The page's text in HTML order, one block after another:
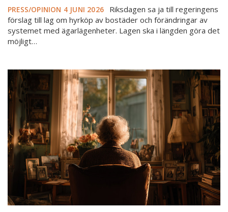
PRESS/OPINION 4 JUNI 2026
Riksdagen sa ja till regeringens
förslag till lag om hyrköp av bostäder och förändringar av
systemet med ägarlägenheter. Lagen ska i längden göra det
möjligt…
Kristdemokraterna
går
till
på
att
avskaffa
reavinstskatten